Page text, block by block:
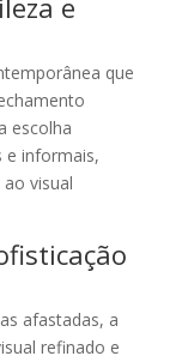
e
que
escolha
e informais,
visual
afastadas, a
refinado e